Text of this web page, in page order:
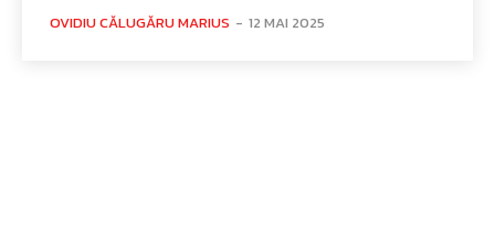
OVIDIU CĂLUGĂRU MARIUS - 12 MAI 2025